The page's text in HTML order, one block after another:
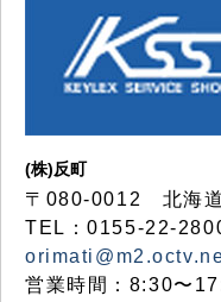
(株)反町
〒080-0012 北海
TEL：0155-22-
営業時間：8:30〜